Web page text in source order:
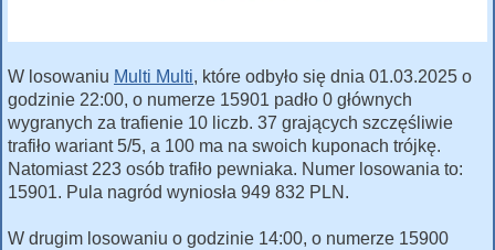
W losowaniu Multi Multi, które odbyło się dnia 01.03.2025 o
godzinie 22:00, o numerze 15901 padło 0 głównych
wygranych za trafienie 10 liczb. 37 grających szczęśliwie
trafiło wariant 5/5, a 100 ma na swoich kuponach trójkę.
Natomiast 223 osób trafiło pewniaka. Numer losowania to:
15901. Pula nagród wyniosła 949 832 PLN.
W drugim losowaniu o godzinie 14:00, o numerze 15900